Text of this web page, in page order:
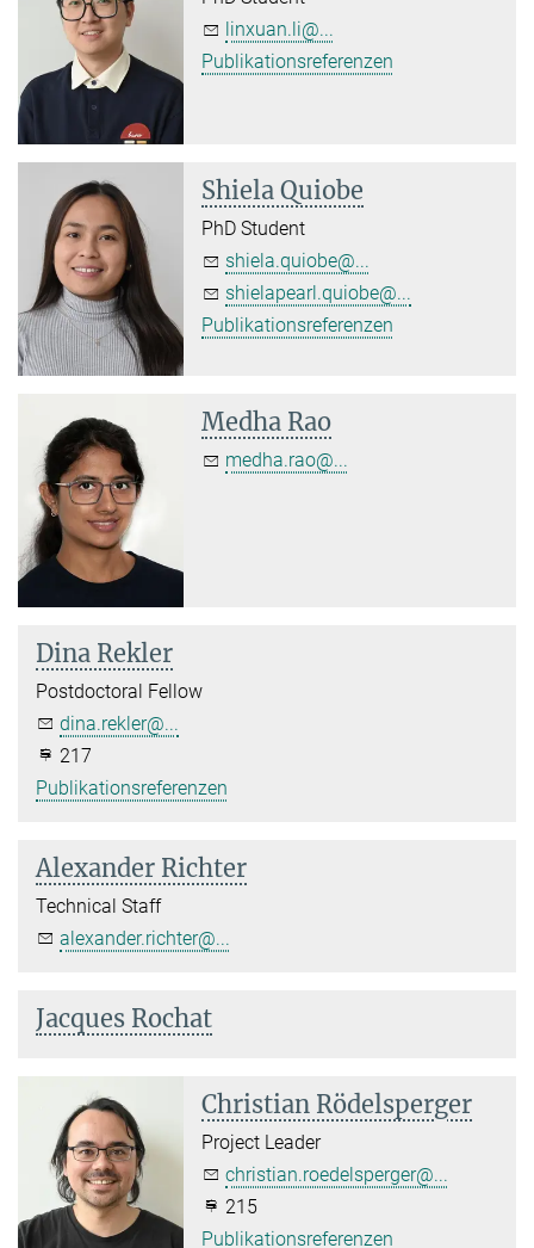
linxuan.li@...
Publikationsreferenzen
Shiela Quiobe
PhD Student
shiela.quiobe@...
shielapearl.quiobe@...
Publikationsreferenzen
Medha Rao
medha.rao@...
Dina Rekler
Postdoctoral Fellow
dina.rekler@...
217
Publikationsreferenzen
Alexander Richter
Technical Staff
alexander.richter@...
Jacques Rochat
Christian Rödelsperger
Project Leader
christian.roedelsperger@...
215
Publikationsreferenzen